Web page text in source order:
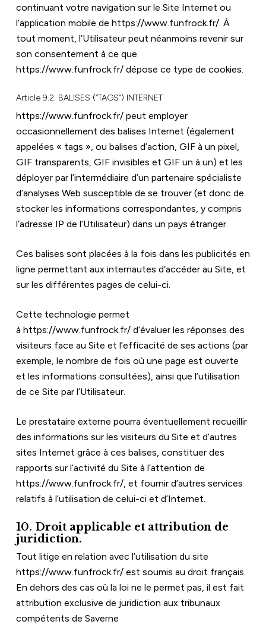
continuant votre navigation sur le Site Internet ou
l’application mobile de https://www.funfrock.fr/. À
tout moment, l’Utilisateur peut néanmoins revenir sur
https://www.funfrock.fr/ dépose ce type de cookies.
Article 9.2. BALISES (“TAGS”) INTERNET
https://www.funfrock.fr/ peut employer
occasionnellement des balises Internet (également
appelées « tags », ou balises d’action, GIF à un pixel,
GIF transparents, GIF invisibles et GIF un à un) et les
déployer par l’intermédiaire d’un partenaire spécialiste
d’analyses Web susceptible de se trouver (et donc de
stocker les informations correspondantes, y compris
l’adresse IP de l’Utilisateur) dans un pays étranger.
Ces balises sont placées à la fois dans les publicités en
ligne permettant aux internautes d’accéder au Site, et
sur les différentes pages de celui-ci.
Cette technologie permet
à https://www.funfrock.fr/ d’évaluer les réponses des
visiteurs face au Site et l’efficacité de ses actions (par
exemple, le nombre de fois où une page est ouverte
et les informations consultées), ainsi que l’utilisation
de ce Site par l’Utilisateur.
Le prestataire externe pourra éventuellement recueillir
des informations sur les visiteurs du Site et d’autres
sites Internet grâce à ces balises, constituer des
https://www.funfrock.fr/, et fournir d’autres services
relatifs à l’utilisation de celui-ci et d’Internet.
10. Droit applicable et attribution de
juridiction.
https://www.funfrock.fr/ est soumis au droit français.
En dehors des cas où la loi ne le permet pas, il est fait
attribution exclusive de juridiction aux tribunaux
compétents de Saverne